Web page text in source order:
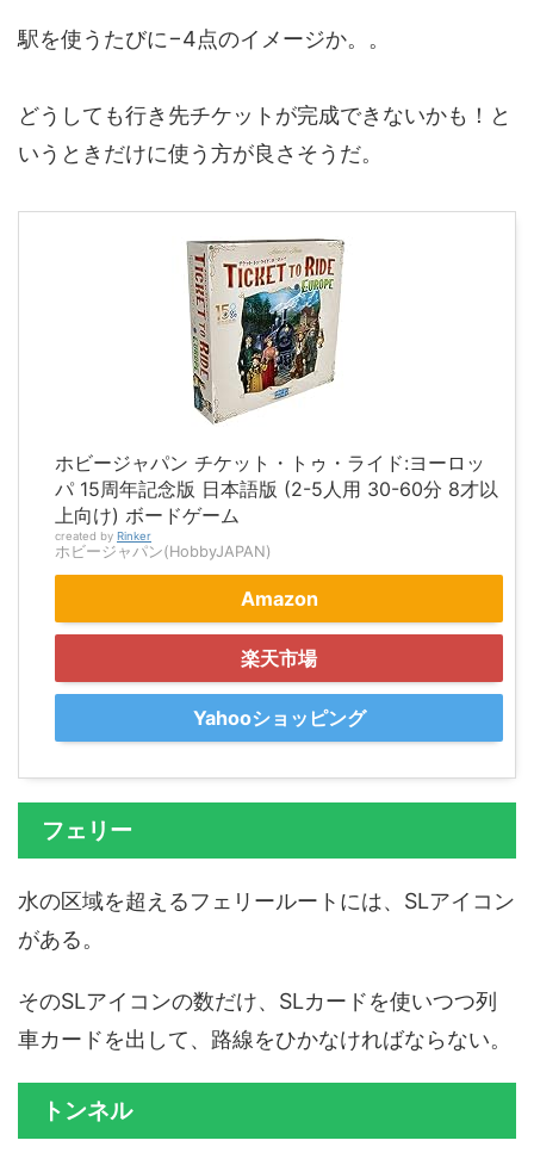
駅を使うたびに−4点のイメージか。。
どうしても行き先チケットが完成できないかも！と
いうときだけに使う方が良さそうだ。
ホビージャパン チケット・トゥ・ライド:ヨーロッ
パ 15周年記念版 日本語版 (2-5人用 30-60分 8才以
上向け) ボードゲーム
created by Rinker
ホビージャパン(HobbyJAPAN)
Amazon
楽天市場
Yahooショッピング
フェリー
水の区域を超えるフェリールートには、SLアイコン
がある。
そのSLアイコンの数だけ、SLカードを使いつつ列
車カードを出して、路線をひかなければならない。
トンネル